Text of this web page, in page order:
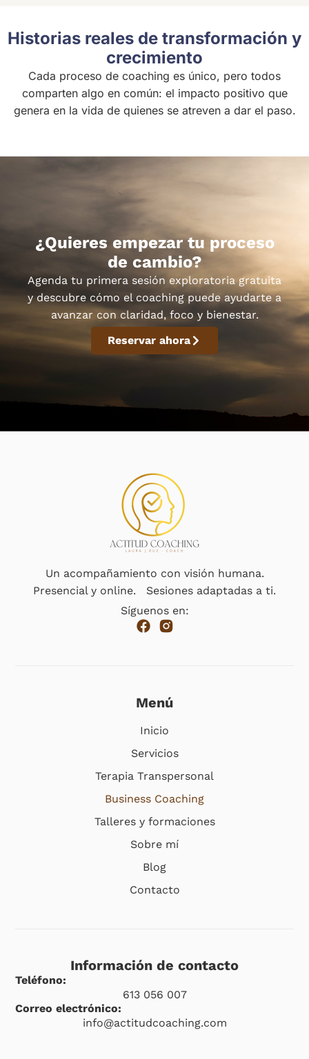
Historias reales de transformación y
crecimiento
Cada proceso de coaching es único, pero todos
comparten algo en común: el impacto positivo que
genera en la vida de quienes se atreven a dar el paso.
¿Quieres empezar tu proceso
de cambio?
Agenda tu primera sesión exploratoria gratuita
y descubre cómo el coaching puede ayudarte a
avanzar con claridad, foco y bienestar.
Reservar ahora
Un acompañamiento con visión humana.
Presencial y online. Sesiones adaptadas a ti.
Síguenos en:
Menú
Inicio
Servicios
Terapia Transpersonal
Business Coaching
Talleres y formaciones
Sobre mí
Blog
Contacto
Información de contacto
Teléfono:
613 056 007
Correo electrónico:
info@actitudcoaching.com